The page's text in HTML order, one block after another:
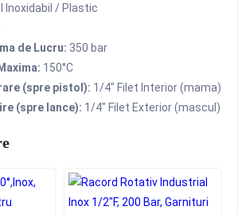
Inoxidabil / Plastic
de Lucru: 350 bar
150°C
(spre pistol): 1/4" Filet Interior (mama)
(spre lance): 1/4" Filet Exterior (mascul)